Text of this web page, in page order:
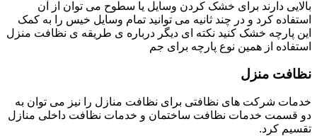
بالایی دارند برای خشک کردن وسایل یا سطوح می توان از آن
استفاده کرد و در چند ثانیه می توانید تمام وسایل خیس را به کمک
این پارچه خشک کنید نکته ای دیگر درباره ی طریقه ی نظافت منزل
استفاده از همین نوع پارچه برای جم
نظافت منزل
خدمات شرکت های نظافتی برای نظافت منازل را نیز می توان به
دو قسمت خدمات نظافت ساختمان و خدمات نظافت داخلی منازل
تقسیم کرد.